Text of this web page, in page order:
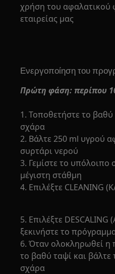
χρήση του αφαλατικού
εταιρείας μας
Ενεργοποίηση του
Πρώτη φάση: περίπου
1. Τοποθετήστε το
σχάρα
2. Βάλτε 250 ml υγρού
συρτάρι νερού
3. Γεμίστε το υπόλοιπο
μέγιστη στάθμη
4. Επιλέξτε CLEANING
5. Επιλέξτε
ξεκινήστε το
6. Όταν ολοκληρωθεί η
το βαθύ ταψί και
σχάρα